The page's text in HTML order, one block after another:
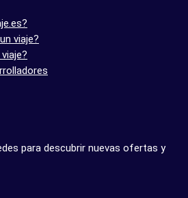
viaje?
para descubrir nuevas ofertas y